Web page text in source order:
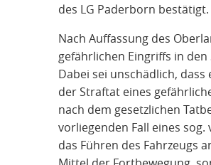
des LG Paderborn bestätigt.
Nach Auffassung des
gefährlichen Eingriffs in
Dabei sei unschädlich,
der Straftat eines
nach dem gesetzlichen
vorliegenden Fall eines
das Führen des Fahrzeugs